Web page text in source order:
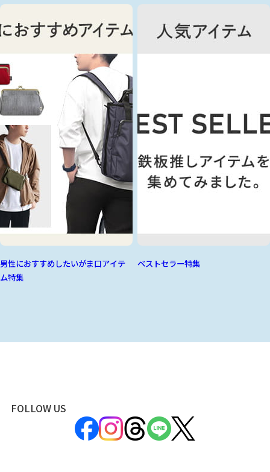
男性におすすめしたいがま口アイテ
ム特集
ベストセラー特集
FOLLOW US